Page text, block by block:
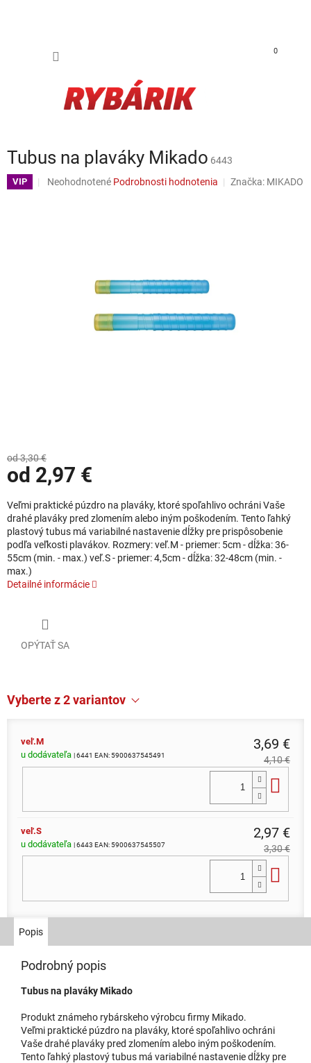
0
Tubus na plaváky Mikado 6443
VIP Priemerné hodnotenie produktu je 0,0 z 5 hviezdičiek.
Neohodnotené Podrobnosti hodnotenia Značka: MIKADO
od 3,30 €
od 2,97 €
Jednotková cena:
Veľmi praktické púzdro na plaváky, ktoré spoľahlivo ochráni Vaše
drahé plaváky pred zlomením alebo iným poškodením. Tento ľahký
plastový tubus má variabilné nastavenie dĺžky pre prispôsobenie
podľa veľkosti plavákov. Rozmery: veľ.M - priemer: 5cm - dĺžka: 36-
55cm (min. - max.) veľ.S - priemer: 4,5cm - dĺžka: 32-48cm (min. -
max.)
Detailné informácie
OPÝTAŤ SA
Vyberte z 2 variantov
veľ.M
u dodávateľa
| 6441 EAN:5900637545491
3,69 €
4,10 €
veľ.S
u dodávateľa | 6443 EAN:5900637545507
2,97 €
3,30 €
Popis
Podrobný popis
Tubus na plaváky Mikado
Produkt známeho rybárskeho výrobcu firmy Mikado.
Veľmi praktické púzdro na plaváky, ktoré spoľahlivo ochráni
Vaše drahé plaváky pred zlomením alebo iným poškodením.
Tento ľahký plastový tubus má variabilné nastavenie dĺžky pre